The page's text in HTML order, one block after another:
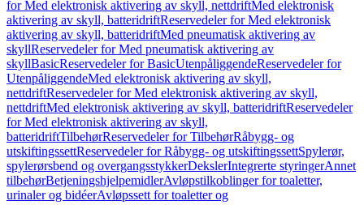
for Med elektronisk aktivering av skyll, nettdriftMed elektronisk
aktivering av skyll, batteridriftReservedeler for Med elektronisk
aktivering av skyll, batteridriftMed pneumatisk aktivering av
skyllReservedeler for Med pneumatisk aktivering av
skyllBasicReservedeler for BasicUtenpåliggendeReservedeler for
UtenpåliggendeMed elektronisk aktivering av skyll,
nettdriftReservedeler for Med elektronisk aktivering av skyll,
nettdriftMed elektronisk aktivering av skyll, batteridriftReservedeler
for Med elektronisk aktivering av skyll,
batteridriftTilbehørReservedeler for TilbehørRåbygg- og
utskiftingssettReservedeler for Råbygg- og utskiftingssettSpylerør,
spylerørsbend og overgangsstykkerDekslerIntegrerte styringerAnnet
tilbehørBetjeningshjelpemidlerAvløpstilkoblinger for toaletter,
urinaler og bidéerAvløpssett for toaletter og